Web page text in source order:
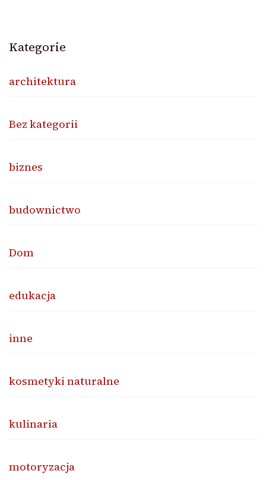
Kategorie
architektura
Bez kategorii
biznes
budownictwo
Dom
edukacja
inne
kosmetyki naturalne
kulinaria
motoryzacja